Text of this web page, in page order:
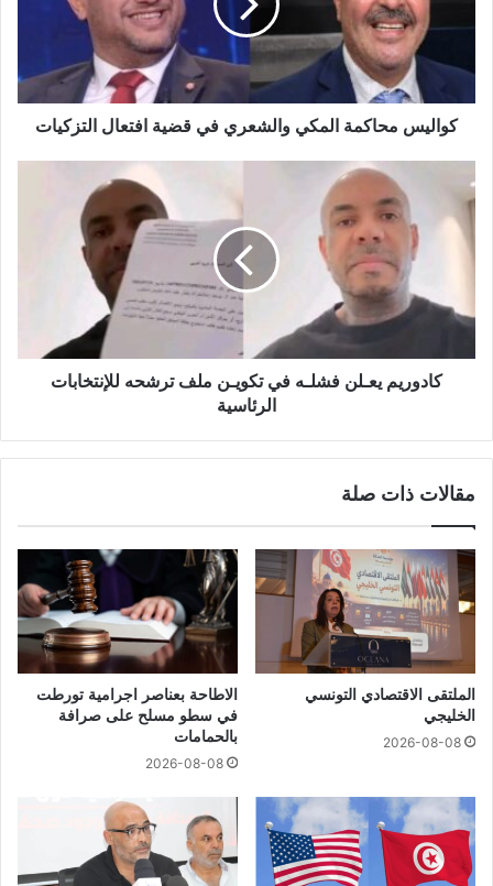
كواليس محاكمة المكي والشعري في قضية افتعال التزكيات
كادوريم يعـلن فشلـه في تكويـن ملف ترشحه للإنتخابات
الرئاسية
مقالات ذات صلة
الملتقى الاقتصادي التونسي
الخليجي
2026-08-08
الاطاحة بعناصر اجرامية تورطت
في سطو مسلح على صرافة
بالحمامات
2026-08-08